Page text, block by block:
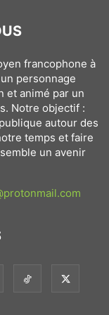
francophone à
personnage
et animé par un
Notre objectif :
autour des
temps et faire
un avenir